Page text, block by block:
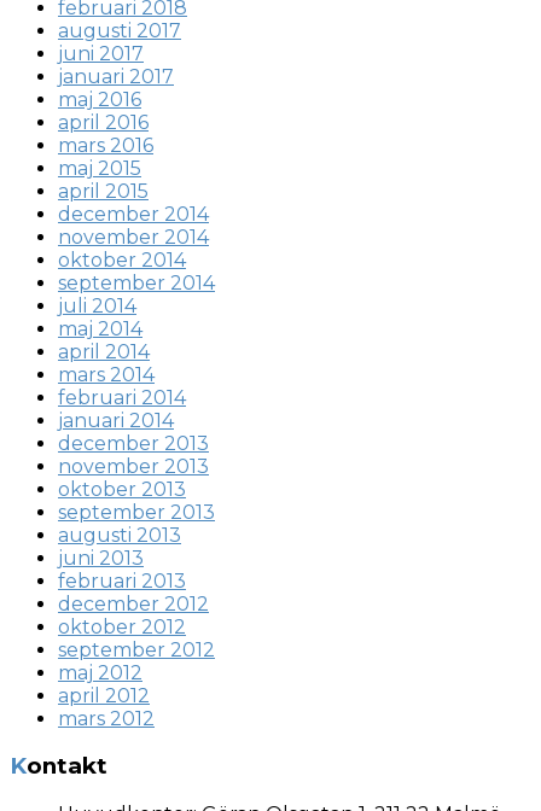
februari 2018
augusti 2017
juni 2017
januari 2017
maj 2016
april 2016
mars 2016
maj 2015
april 2015
december 2014
november 2014
oktober 2014
september 2014
juli 2014
maj 2014
april 2014
mars 2014
februari 2014
januari 2014
december 2013
november 2013
oktober 2013
september 2013
augusti 2013
juni 2013
februari 2013
december 2012
oktober 2012
september 2012
maj 2012
april 2012
mars 2012
Kontakt